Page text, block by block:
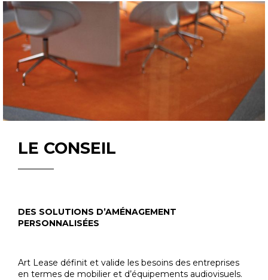
LE CONSEIL
DES SOLUTIONS D’AMÉNAGEMENT
PERSONNALISÉES
Art Lease définit et valide les besoins des entreprises
en termes de mobilier et d’équipements audiovisuels.